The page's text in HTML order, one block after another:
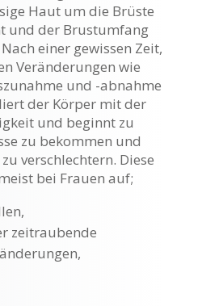
Haut um die Brüste
und der Brustumfang
einer gewissen Zeit,
Veränderungen wie
und -abnahme
der Körper mit der
und beginnt zu
zu bekommen und
verschlechtern. Diese
bei Frauen auf;
zeitraubende